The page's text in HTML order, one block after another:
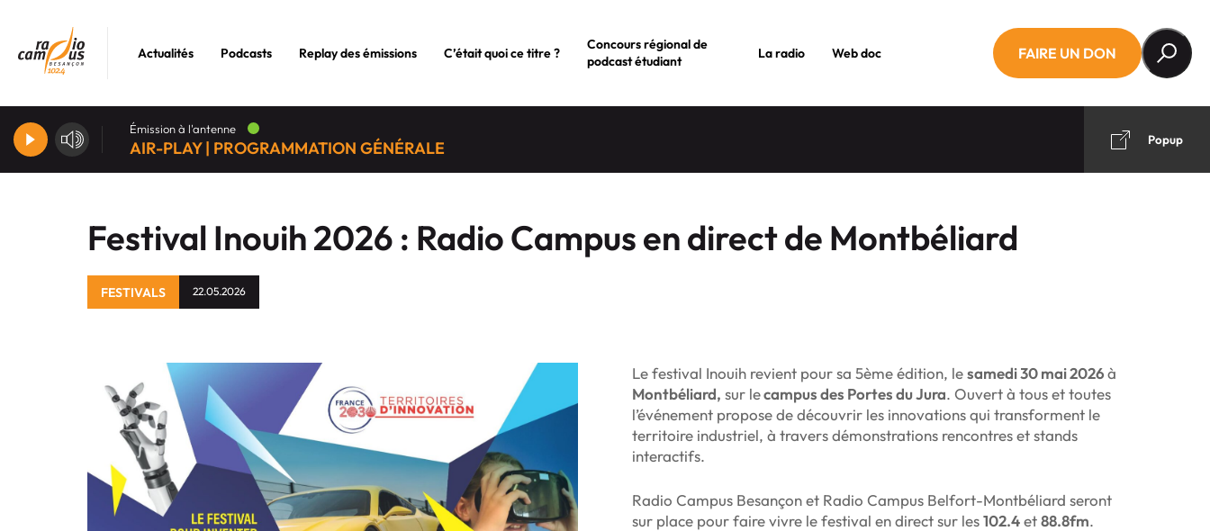
Actualités Podcasts Replay des émissions C’était quoi ce titre ?
Concours régional de
podcast étudiant
La radio Web doc FAIRE UN DON
Émission à l'antenne
AIR-PLAY | PROGRAMMATION GÉNÉRALE Popup
Festival Inouih 2026 : Radio Campus en direct de Montbéliard
FESTIVALS 22.05.2026
Le festival Inouih revient pour sa 5ème édition, lesamedi 30 mai 2026à
Montbéliard, sur lecampus des Portes du Jura. Ouvert à tous et toutes
l’événement propose de découvrir les innovations qui transforment le
territoire industriel, à travers démonstrations rencontres et stands
interactifs.
Radio Campus Besançon et Radio Campus Belfort-Montbéliard seront
sur place pour faire vivre le festival en direct sur les102.4et88.8fm.